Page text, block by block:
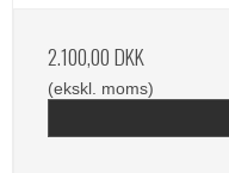
2.100,00 DKK
(ekskl. moms)